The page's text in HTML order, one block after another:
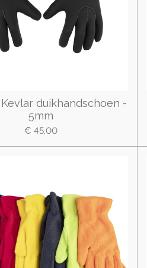
duikhandschoen -
5mm
€ 45,00